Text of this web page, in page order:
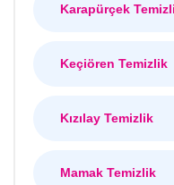
Karapürçek
Keçiören Temizlik
Kızılay Temizlik
Mamak Temizlik